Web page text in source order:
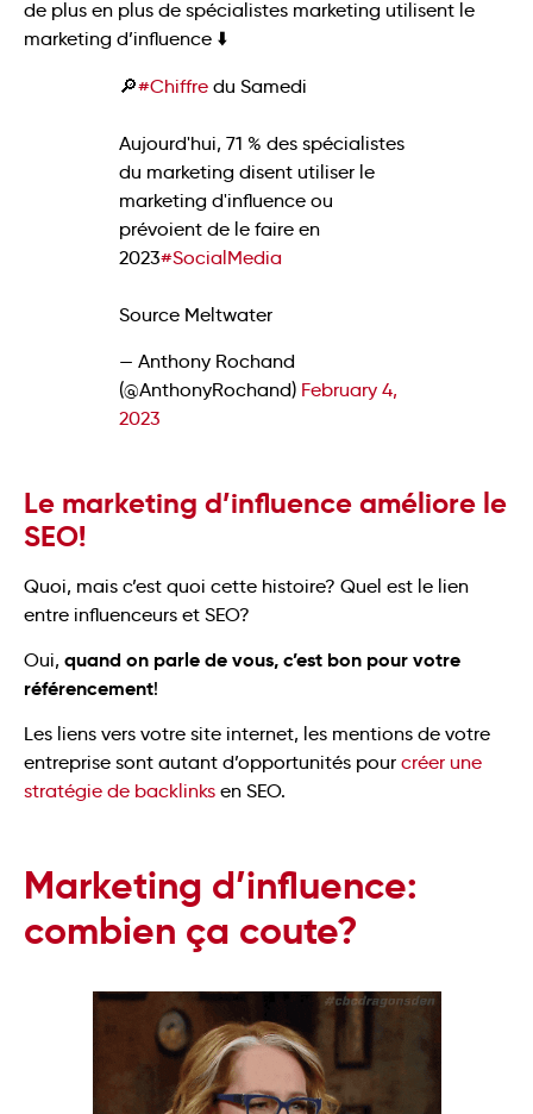
de plus en plus de spécialistes marketing utilisent le
marketing d’influence ⬇️
🔎#Chiffre du Samedi
Aujourd'hui, 71 % des spécialistes
du marketing disent utiliser le
marketing d'influence ou
prévoient de le faire en
2023#SocialMedia
Source Meltwater
— Anthony Rochand
(@AnthonyRochand) February 4,
2023
Le marketing d’influence améliore le
SEO!
Quoi, mais c’est quoi cette histoire? Quel est le lien
entre influenceurs et SEO?
Oui, quand on parle de vous, c’est bon pour votre
référencement!
Les liens vers votre site internet, les mentions de votre
entreprise sont autant d’opportunités pour créer une
stratégie de backlinks en SEO.
Marketing d’influence:
combien ça coute?